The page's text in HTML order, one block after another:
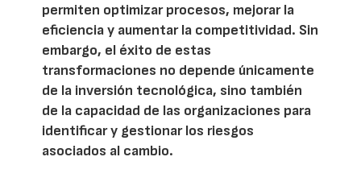
permiten optimizar procesos, mejorar la
eficiencia y aumentar la competitividad. Sin
embargo, el éxito de estas
transformaciones no depende únicamente
de la inversión tecnológica, sino también
de la capacidad de las organizaciones para
identificar y gestionar los riesgos
asociados al cambio.